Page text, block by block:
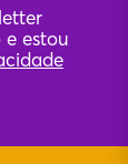
estou